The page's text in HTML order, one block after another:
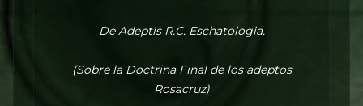
De Adeptis R.C. Eschatologia.
(Sobre la Doctrina Final de los adeptos
Rosacruz)